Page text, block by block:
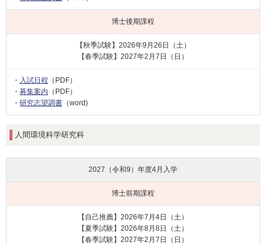
博士後期課程
【秋季試験】2026年9月26日（土）
【春季試験】2027年2月7日（日）
・ 入試日程 （PDF）
・ 募集案内 （PDF）
・ 研究志望調書 （word)
人間環境科学研究科
2027（令和9）年度4月入学
博士前期課程
【自己推薦】2026年7月4日（土）
【夏季試験】2026年8月8日（土）
【春季試験】2027年2月7日（日）